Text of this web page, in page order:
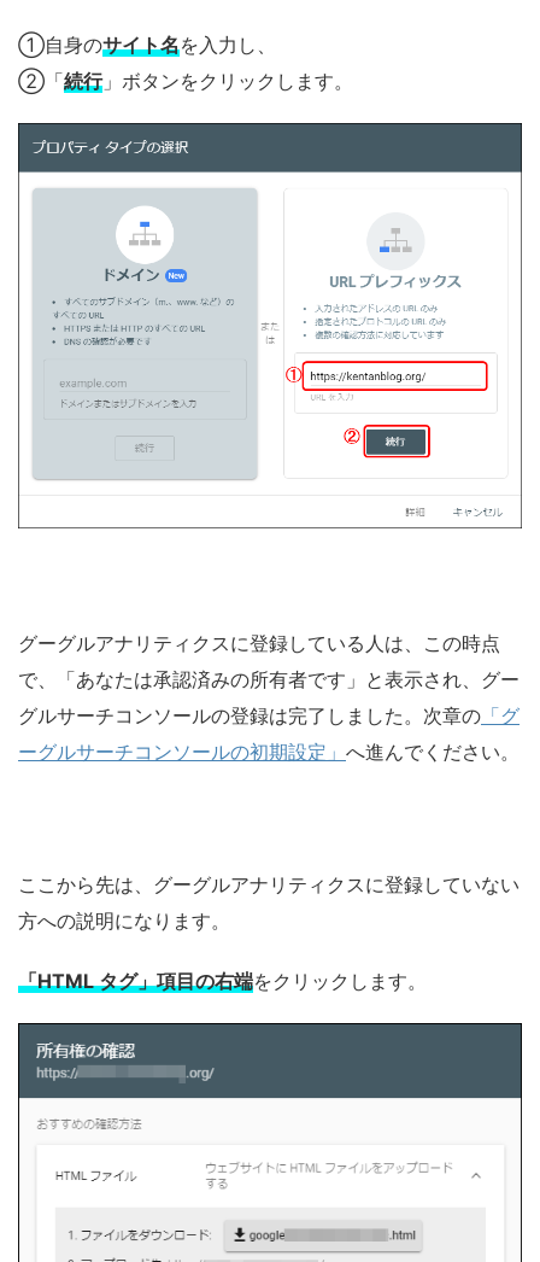
①自身のサイト名を入力し、
②「続行」ボタンをクリックします。
グーグルアナリティクスに登録している人は、この時点
で、「あなたは承認済みの所有者です」と表示され、グー
グルサーチコンソールの登録は完了しました。次章の 「グ
ーグルサーチコンソールの初期設定」 へ進んでください。
ここから先は、グーグルアナリティクスに登録していない
方への説明になります。
「HTML タグ」項目の右端をクリックします。